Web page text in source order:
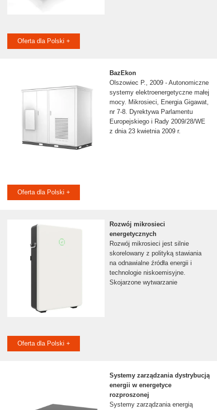
Oferta dla Polski +
BazEkon
Olszowiec P., 2009 - Autonomiczne
systemy elektroenergetyczne małej
mocy. Mikrosieci, Energia Gigawat,
nr 7-8. Dyrektywa Parlamentu
Europejskiego i Rady 2009/28/WE
z dnia 23 kwietnia 2009 r.
Oferta dla Polski +
Rozwój mikrosieci
energetycznych
Rozwój mikrosieci jest silnie
skorelowany z polityką stawiania
na odnawialne źródła energii i
technologie niskoemisyjne.
Skojarzone wytwarzanie
Oferta dla Polski +
Systemy zarządzania dystrybucją
energii w energetyce
rozproszonej
Systemy zarządzania energią